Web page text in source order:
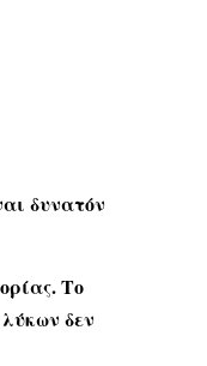
δυνατόν
Το
δεν